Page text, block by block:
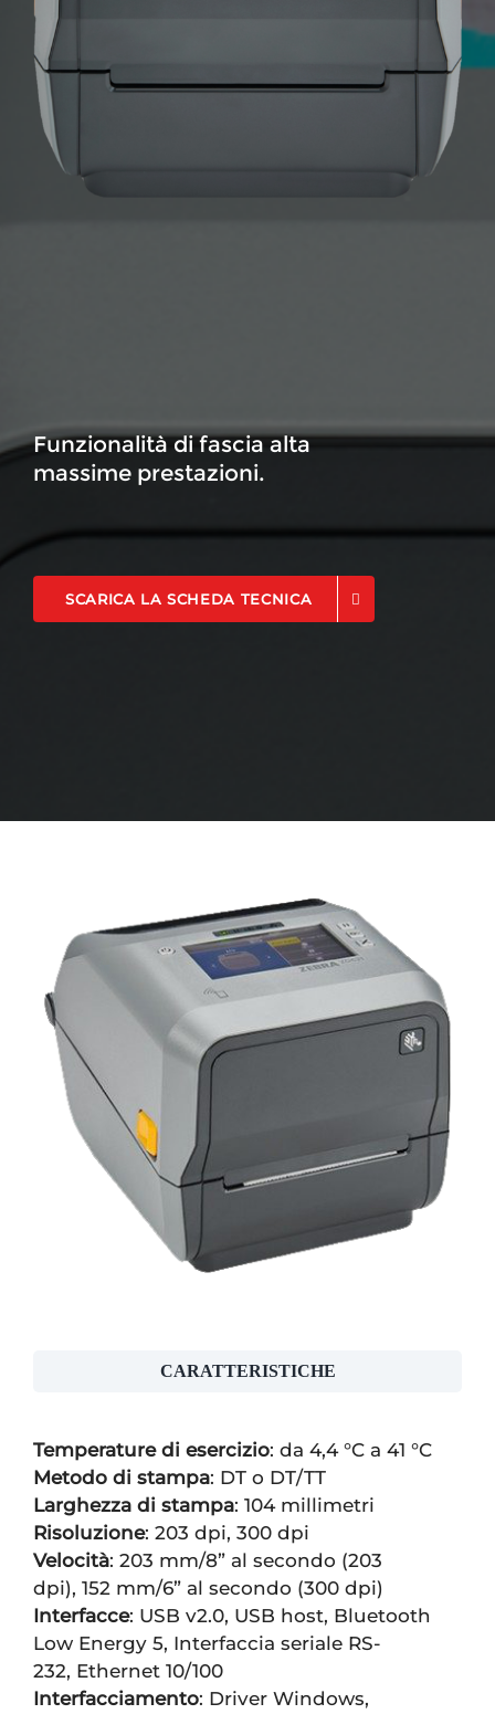
Funzionalità di fascia alta
massime prestazioni.
SCARICA LA SCHEDA TECNICA
CARATTERISTICHE
Temperature di esercizio: da 4,4 °C a 41 °C
Metodo di stampa: DT o DT/TT
Larghezza di stampa: 104 millimetri
Risoluzione: 203 dpi, 300 dpi
Velocità: 203 mm/8” al secondo (203
dpi), 152 mm/6” al secondo (300 dpi)
Interfacce: USB v2.0, USB host, Bluetooth
Low Energy 5, Interfaccia seriale RS-
232, Ethernet 10/100
Interfacciamento: Driver Windows,